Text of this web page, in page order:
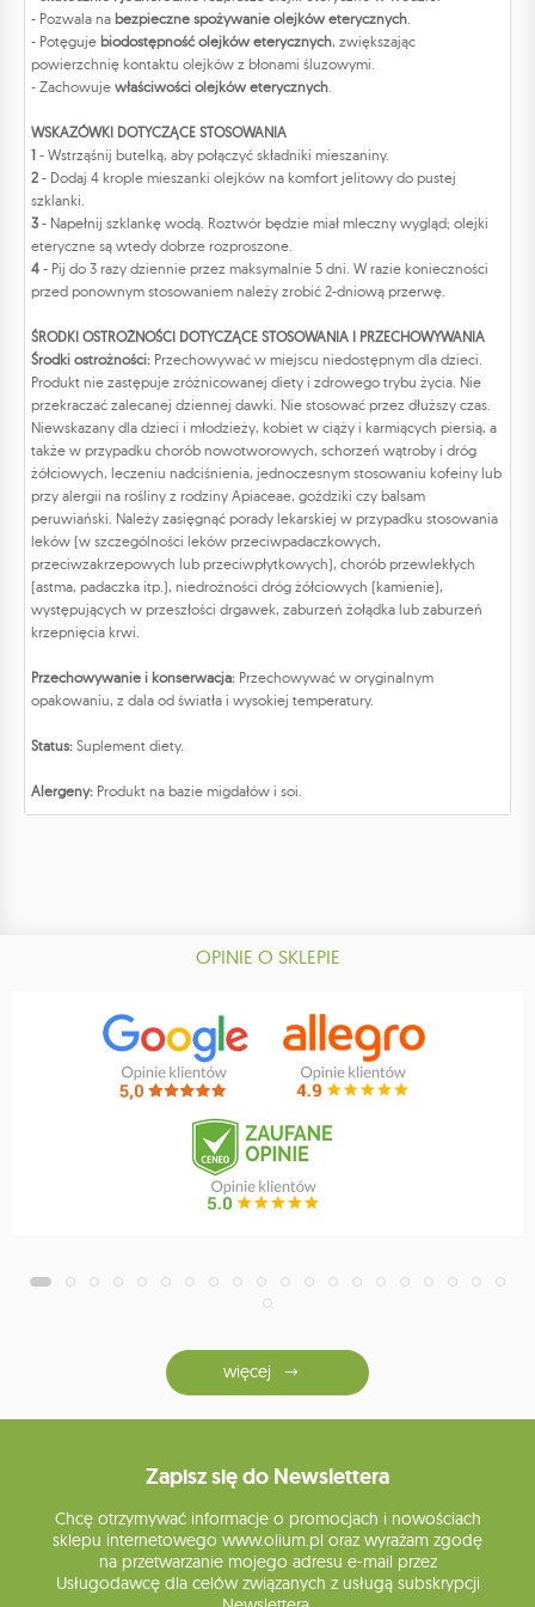
- Pozwala na bezpieczne spożywanie olejków eterycznych
- Potęguje biodostępność olejków eterycznych, zwiększając
powierzchnię kontaktu olejków z błonami śluzowymi.
- Zachowuje właściwości olejków eterycznych
WSKAZÓWKI DOTYCZĄCE STOSOWANIA
1 - Wstrząśnij butelką, aby połączyć składniki mieszaniny.
2 - Dodaj 4 krople mieszanki olejków na komfort jelitowy do pustej
szklanki.
3- Napełnij szklankę wodą. Roztwór będzie miał mleczny wygląd; olejki
eteryczne są wtedy dobrze rozproszone.
4 - Pij do 3 razy dziennie przez maksymalnie 5 dni. W razie konieczności
przed ponownym stosowaniem należy zrobić 2-dniową przerwę.
ŚRODKI OSTROŻNOŚCI DOTYCZĄCE STOSOWANIA I PRZECHOWYWANIA
Środki ostrożności: Przechowywać w miejscu niedostępnym dla dzieci.
Produkt nie zastępuje zróżnicowanej diety i zdrowego trybu życia. Nie
przekraczać zalecanej dziennej dawki. Nie stosować przez dłuższy czas.
Niewskazany dla dzieci i młodzieży, kobiet w ciąży i karmiących piersią, a
także w przypadku chorób nowotworowych, schorzeń wątroby i dróg
żółciowych, leczeniu nadciśnienia, jednoczesnym stosowaniu kofeiny lub
przy alergii na rośliny z rodziny Apiaceae, goździki czy balsam
peruwiański. Należy zasięgnąć porady lekarskiej w przypadku stosowania
leków (w szczególności leków przeciwpadaczkowych,
przeciwzakrzepowych lub przeciwpłytkowych), chorób przewlekłych
(astma, padaczka itp.), niedrożności dróg żółciowych (kamienie),
występujących w przeszłości drgawek, zaburzeń żołądka lub zaburzeń
krzepnięcia krwi.
Przechowywanie i konserwacja: Przechowywać w oryginalnym
opakowaniu, z dala od światła i wysokiej temperatury.
Status: Suplement diety.
Alergeny: Produkt na bazie migdałów i soi.
OPINIE O SKLEPIE
więcej
Zapisz się do Newslettera
Chcę otrzymywać informacje o promocjach i nowościach
sklepu internetowego www.olium.pl oraz wyrażam zgodę
na przetwarzanie mojego adresu e-mail przez
Usługodawcę dla celów związanych z usługą subskrypcji